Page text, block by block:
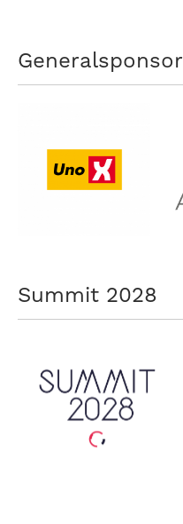
Generalsponsor
Summit 2028